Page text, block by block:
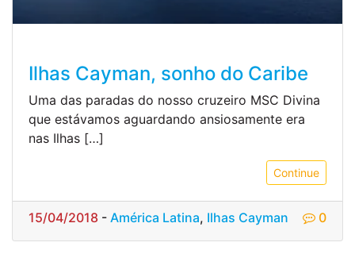
Ilhas Cayman, sonho do Caribe
Uma das paradas do nosso cruzeiro MSC Divina
que estávamos aguardando ansiosamente era
nas Ilhas […]
Continue
15/04/2018 - América Latina, Ilhas Cayman 0